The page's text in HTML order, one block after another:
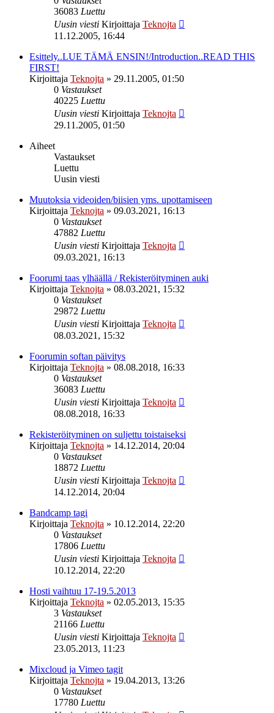
36083 Luettu
Uusin viesti Kirjoittaja Teknojta
11.12.2005, 16:44
Esittely..LUE TÄMÄ ENSIN!/Introduction..READ THIS
FIRST!
Kirjoittaja Teknojta » 29.11.2005, 01:50
0 Vastaukset
40225 Luettu
Uusin viesti Kirjoittaja Teknojta
29.11.2005, 01:50
Aiheet
Vastaukset
Luettu
Uusin viesti
Muutoksia videoiden/biisien yms. upottamiseen
Kirjoittaja Teknojta » 09.03.2021, 16:13
0 Vastaukset
47882 Luettu
Uusin viesti Kirjoittaja Teknojta
09.03.2021, 16:13
Foorumi taas ylhäällä / Rekisteröityminen auki
Kirjoittaja Teknojta » 08.03.2021, 15:32
0 Vastaukset
29872 Luettu
Uusin viesti Kirjoittaja Teknojta
08.03.2021, 15:32
Foorumin softan päivitys
Kirjoittaja Teknojta » 08.08.2018, 16:33
0 Vastaukset
36083 Luettu
Uusin viesti Kirjoittaja Teknojta
08.08.2018, 16:33
Rekisteröityminen on suljettu toistaiseksi
Kirjoittaja Teknojta » 14.12.2014, 20:04
0 Vastaukset
18872 Luettu
Uusin viesti Kirjoittaja Teknojta
14.12.2014, 20:04
Bandcamp tagi
Kirjoittaja Teknojta » 10.12.2014, 22:20
0 Vastaukset
17806 Luettu
Uusin viesti Kirjoittaja Teknojta
10.12.2014, 22:20
Hosti vaihtuu 17-19.5.2013
Kirjoittaja Teknojta » 02.05.2013, 15:35
3 Vastaukset
21166 Luettu
Uusin viesti Kirjoittaja Teknojta
23.05.2013, 11:23
Mixcloud ja Vimeo tagit
Kirjoittaja Teknojta » 19.04.2013, 13:26
0 Vastaukset
17780 Luettu